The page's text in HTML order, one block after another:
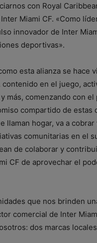
con Royal
Miami CF. «Como
innovador de Inter
deportivas».
esta alianza se hace
contenido en el juego,
más, comenzando con
compartido de
llaman hogar, va a
comunitarias en el
de colaborar y
CF de aprovechar el
que nos brinden
comercial de Inter
dos marcas